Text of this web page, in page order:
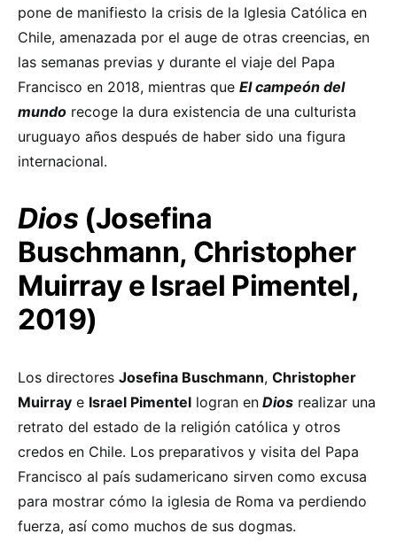
pone de manifiesto la crisis de la Iglesia Católica en
Chile, amenazada por el auge de otras creencias, en
las semanas previas y durante el viaje del Papa
Francisco en 2018, mientras que El campeón del
mundo recoge la dura existencia de una culturista
uruguayo años después de haber sido una figura
internacional.
Dios (Josefina
Buschmann, Christopher
Muirray e Israel Pimentel,
2019)
Los directores Josefina Buschmann, Christopher
Muirray e Israel Pimentel logran en Dios realizar una
retrato del estado de la religión católica y otros
credos en Chile. Los preparativos y visita del Papa
Francisco al país sudamericano sirven como excusa
para mostrar cómo la iglesia de Roma va perdiendo
fuerza, así como muchos de sus dogmas.